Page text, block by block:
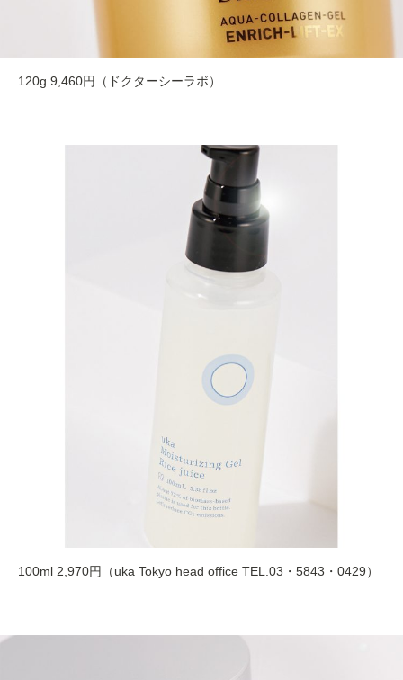
120g 9,460円（ドクターシーラボ）
100ml 2,970円（uka Tokyo head office TEL.03・5843・0429）